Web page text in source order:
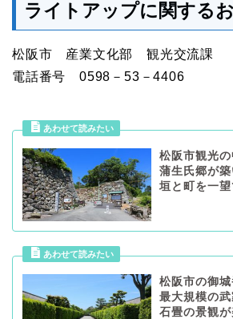
ライトアップに関する
松阪市 産業文化部 観光交流課
電話番号 0598－53－4406
松阪市観光
蒲生氏郷が
垣と町を一
松阪市の御
最大規模の
石畳の景観